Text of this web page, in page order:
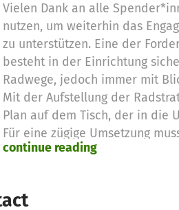
Vielen Dank an alle
nutzen, um weiterhin das
zu unterstützen. Eine der
besteht in der Einrichtung
Radwege, jedoch immer mit
Mit der Aufstellung der
Plan auf dem Tisch, der in die
Für eine zügige Umsetzung
jedoch noch viel Informations-
continue reading